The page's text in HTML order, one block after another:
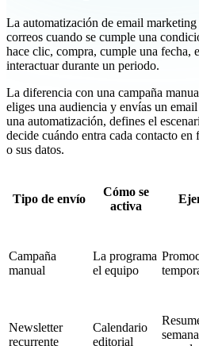
La automatización de email
correos cuando se cumple una
hace clic, compra, cumple una fecha,
interactuar durante un periodo.
La diferencia con una campaña
eliges una audiencia y envías un
una automatización, defines el
decide cuándo entra cada contacto
o sus datos.
Tipo de envío
Cómo se
activa
Campaña
manual
La programa
el equipo
Newsletter
recurrente
Calendario
editorial